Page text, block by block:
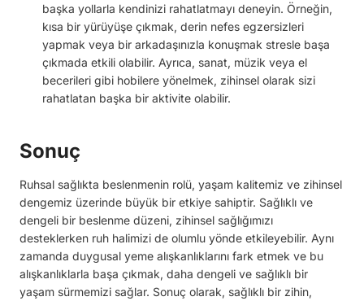
başka yollarla kendinizi rahatlatmayı deneyin. Örneğin,
kısa bir yürüyüşe çıkmak, derin nefes egzersizleri
yapmak veya bir arkadaşınızla konuşmak stresle başa
çıkmada etkili olabilir. Ayrıca, sanat, müzik veya el
becerileri gibi hobilere yönelmek, zihinsel olarak sizi
rahatlatan başka bir aktivite olabilir.
Sonuç
Ruhsal sağlıkta beslenmenin rolü, yaşam kalitemiz ve zihinsel
dengemiz üzerinde büyük bir etkiye sahiptir. Sağlıklı ve
dengeli bir beslenme düzeni, zihinsel sağlığımızı
desteklerken ruh halimizi de olumlu yönde etkileyebilir. Aynı
zamanda duygusal yeme alışkanlıklarını fark etmek ve bu
alışkanlıklarla başa çıkmak, daha dengeli ve sağlıklı bir
yaşam sürmemizi sağlar. Sonuç olarak, sağlıklı bir zihin,